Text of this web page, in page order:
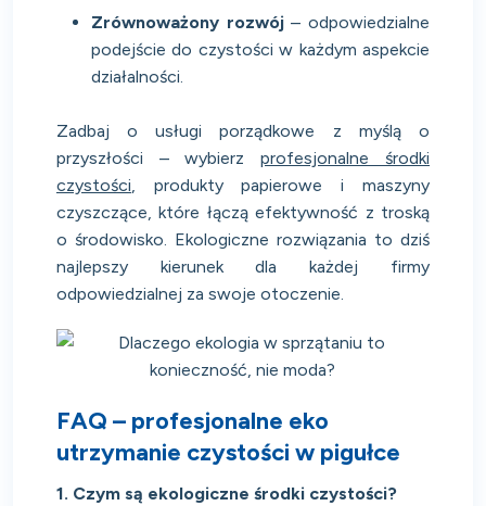
Zrównoważony rozwój– odpowiedzialne
podejście do czystości w każdym aspekcie
działalności.
Zadbaj o usługi porządkowe z myślą o
przyszłości – wybierzprofesjonalne środki
czystości , produkty papierowe i maszyny
czyszczące, które łączą efektywność z troską
o środowisko. Ekologiczne rozwiązania to dziś
najlepszy kierunek dla każdej firmy
odpowiedzialnej za swoje otoczenie.
FAQ – profesjonalne eko
utrzymanie czystości w pigułce
1. Czym są ekologiczne środki czystości?